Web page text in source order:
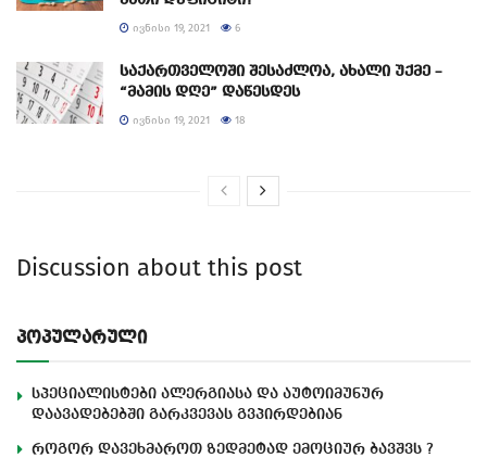
ᲘᲕᲜᲘᲡᲘ 19, 2021 6
საქართველოში შესაძლოა, ახალი უქმე –
“მამის დღე” დაწესდეს
ᲘᲕᲜᲘᲡᲘ 19, 2021 18
Discussion about this post
პოპულარული
სპეციალისტები ალერგიასა და აუტოიმუნურ
დაავადებებში გარკვევას გვპირდებიან
როგორ დავეხმაროთ ზედმეტად ემოციურ ბავშვს ?